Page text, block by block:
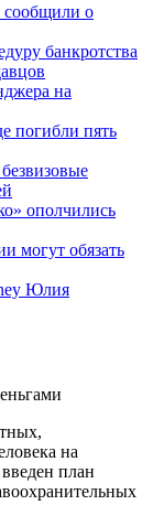
о
банкротства
на
погибли пять
ополчились
могут обязать
Юлия
на
план